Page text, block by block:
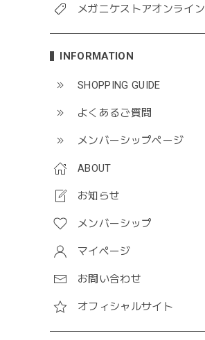
メガニケストアオンライン
INFORMATION
SHOPPING GUIDE
よくあるご質問
メンバーシップページ
ABOUT
お知らせ
メンバーシップ
マイページ
お問い合わせ
オフィシャルサイト